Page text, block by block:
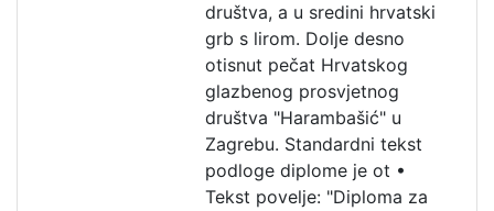
društva, a u sredini hrvatski
grb s lirom. Dolje desno
otisnut pečat Hrvatskog
glazbenog prosvjetnog
društva "Harambašić" u
Zagrebu. Standardni tekst
podloge diplome je ot •
Tekst povelje: "Diploma za